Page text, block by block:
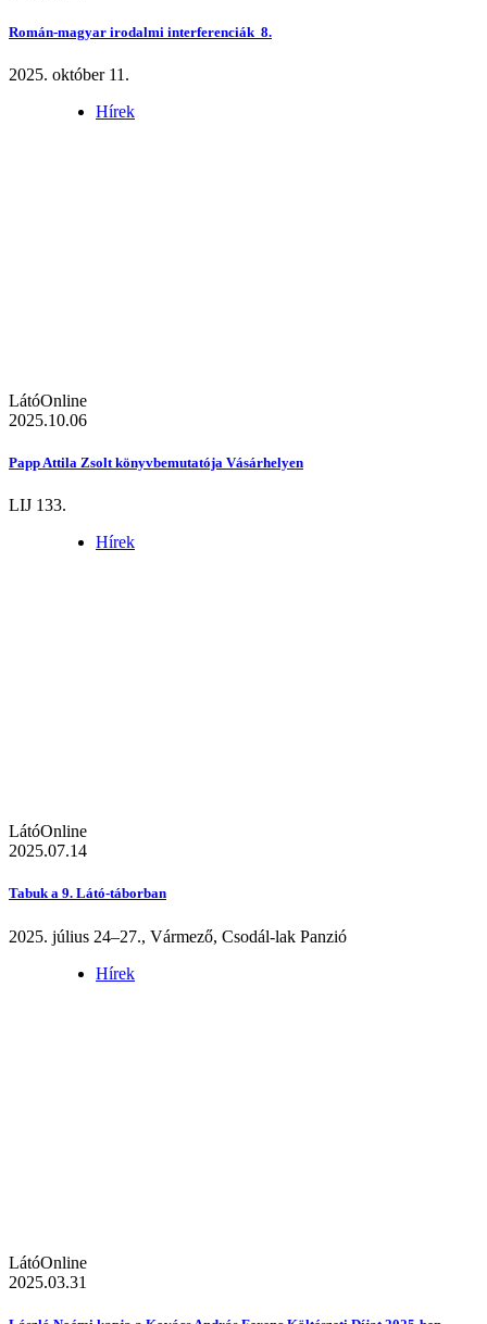
Román-magyar irodalmi interferenciák 8.
2025. október 11.
Hírek
LátóOnline
2025.10.06
Papp Attila Zsolt könyvbemutatója Vásárhelyen
LIJ 133.
Hírek
LátóOnline
2025.07.14
Tabuk a 9. Látó-táborban
2025. július 24–27., Vármező, Csodál-lak Panzió
Hírek
LátóOnline
2025.03.31